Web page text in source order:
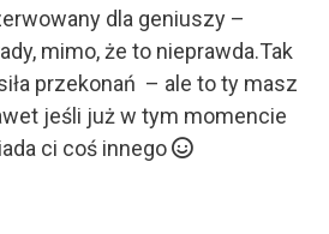
dla geniuszy –
mimo, że to nieprawda.Tak
przekonań – ale to ty masz
jeśli już w tym momencie
ci coś innego